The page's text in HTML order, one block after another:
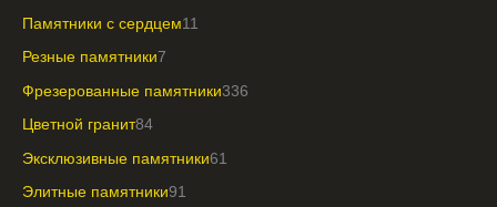
Памятники с сердцем11
Резные памятники7
Фрезерованные памятники336
Цветной гранит84
Эксклюзивные памятники61
Элитные памятники91